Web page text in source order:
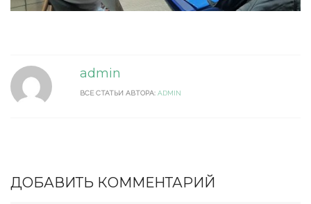
admin
ВСЕ СТАТЬИ АВТОРА: ADMIN
ДОБАВИТЬ КОММЕНТАРИЙ